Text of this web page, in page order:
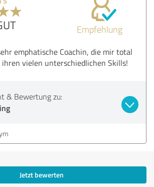
Empfehlung
emphatische Coachin, die mir total
vielen unterschiedlichen Skills!
& Bewertung zu:
Jetzt bewerten